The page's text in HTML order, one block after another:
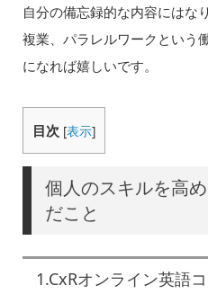
自分の備忘録的な内容にはな
複業、パラレルワークという
になれば嬉しいです。
目次 [表示]
個人のスキルを高
だこと
1.CxRオンライン英語